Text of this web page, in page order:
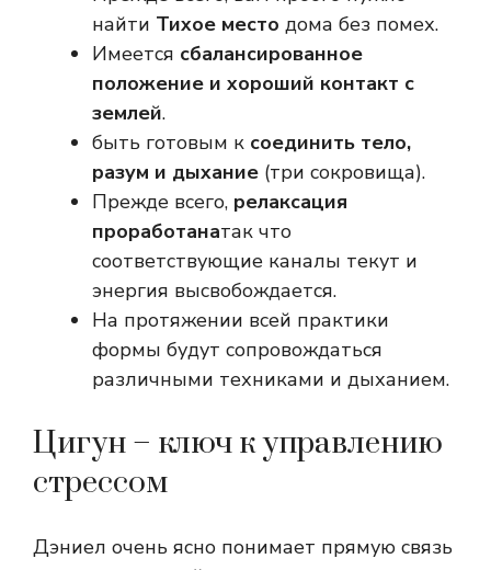
найти Тихое место дома без помех.
Имеется сбалансированное
положение и хороший контакт с
землей.
быть готовым к соединить тело,
разум и дыхание (три сокровища).
Прежде всего, релаксация
проработанатак что
соответствующие каналы текут и
энергия высвобождается.
На протяжении всей практики
формы будут сопровождаться
различными техниками и дыханием.
Цигун – ключ к управлению
стрессом
Дэниел очень ясно понимает прямую связь